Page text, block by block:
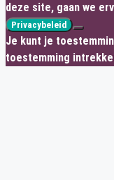
deze site, gaan we
Privacybeleid
Je kunt je
toestemming